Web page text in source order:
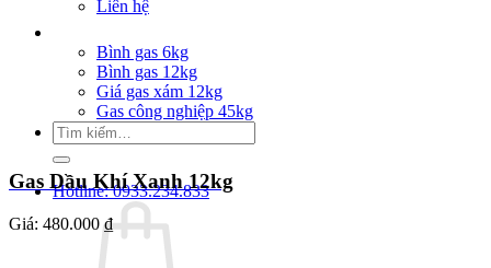
Liên hệ
Bình gas 6kg
Bình gas 12kg
Giá gas xám 12kg
Gas công nghiệp 45kg
Tìm
kiếm:
Hotline: 0933.234.833
Gas Dầu Khí Xanh 12kg
Giá: 480.000 ₫